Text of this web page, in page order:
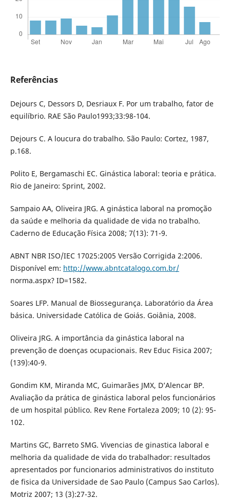
Referências
Dejours C, Dessors D, Desriaux F. Por um trabalho, fator de
equilíbrio. RAE São Paulo1993;33:98-104.
Dejours C. A loucura do trabalho. São Paulo: Cortez, 1987,
p.168.
Polito E, Bergamaschi EC. Ginástica laboral: teoria e prática.
Rio de Janeiro: Sprint, 2002.
Sampaio AA, Oliveira JRG. A ginástica laboral na promoção
da saúde e melhoria da qualidade de vida no trabalho.
Caderno de Educação Física 2008; 7(13): 71-9.
ABNT NBR ISO/IEC 17025:2005 Versão Corrigida 2:2006.
Disponível em: http://www.abntcatalogo.com.br/
norma.aspx? ID=1582.
Soares LFP. Manual de Biossegurança. Laboratório da Área
básica. Universidade Católica de Goiás. Goiânia, 2008.
Oliveira JRG. A importância da ginástica laboral na
prevenção de doenças ocupacionais. Rev Educ Fisica 2007;
(139):40-9.
Gondim KM, Miranda MC, Guimarães JMX, D’Alencar BP.
Avaliação da prática de ginástica laboral pelos funcionários
de um hospital público. Rev Rene Fortaleza 2009; 10 (2): 95-
102.
Martins GC, Barreto SMG. Vivencias de ginastica laboral e
melhoria da qualidade de vida do trabalhador: resultados
apresentados por funcionarios administrativos do instituto
de fisica da Universidade de Sao Paulo (Campus Sao Carlos).
Motriz 2007; 13 (3):27-32.